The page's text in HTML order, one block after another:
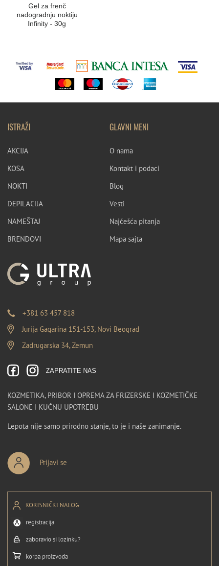
Gel za frenč
nadogradnju noktiju
Infinity - 30g
ISTRAŽI
AKCIJA
KOSA
NOKTI
DEPILACIJA
NAMEŠTAJ
BRENDOVI
GLAVNI MENI
O nama
Kontakt i podaci
Blog
Vesti
Najčešća pitanja
Mapa sajta
+381 63 457 818
Jurija Gagarina 151-153, Novi Beograd
Zadrugarska 34, Zemun
ZAPRATITE NAS
KOZMETIKA, PRIBOR I OPREMA ZA FRIZERSKE I KOZMETIČKE
SALONE I KUĆNU UPOTREBU
Lepota nije samo prirodno stanje, to je i naše zanimanje.
Prijavi se
KORISNIČKI NALOG
registracija
zaboravio si lozinku?
korpa proizvoda